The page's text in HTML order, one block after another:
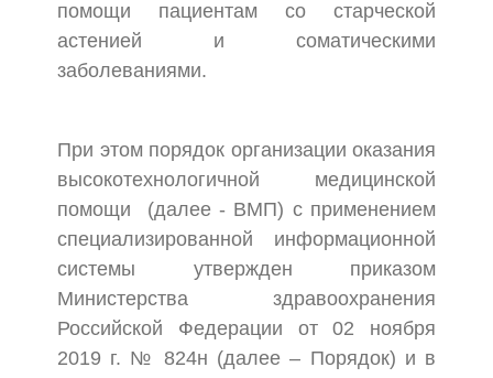
помощи пациентам со старческой
астенией и соматическими
заболеваниями.
При этом порядок организации оказания
высокотехнологичной медицинской
помощи (далее - ВМП) с применением
специализированной информационной
системы утвержден приказом
Министерства здравоохранения
Российской Федерации от 02 ноября
2019 г. № 824н (далее – Порядок) и в